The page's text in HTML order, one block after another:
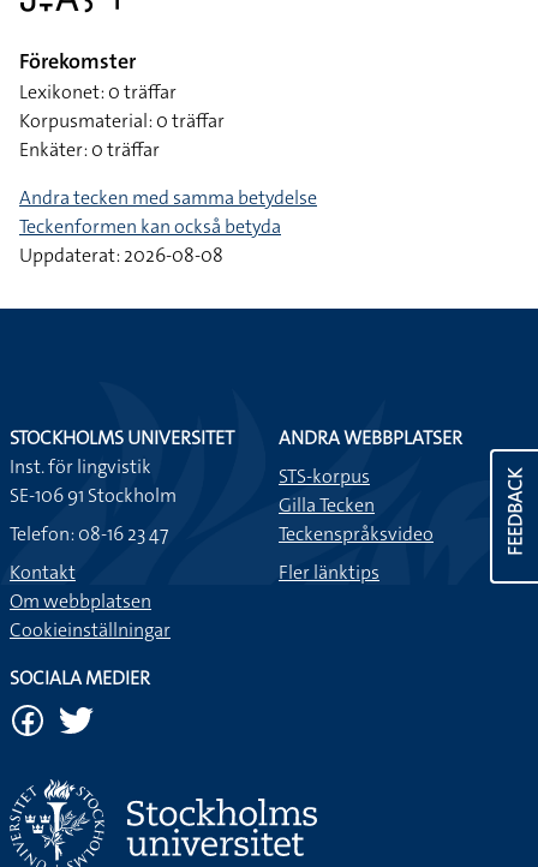
Förekomster
Lexikonet: 0 träffar
Korpusmaterial: 0 träffar
Enkäter: 0 träffar
Andra tecken med samma betydelse
Teckenformen kan också betyda
Uppdaterat: 2026-08-08
FEEDBACK
STOCKHOLMS UNIVERSITET
Inst. för lingvistik
SE-106 91 Stockholm
Telefon: 08-16 23 47
Kontakt
Om webbplatsen
Cookieinställningar
ANDRA WEBBPLATSER
STS-korpus
Gilla Tecken
Teckenspråksvideo
Fler länktips
SOCIALA MEDIER